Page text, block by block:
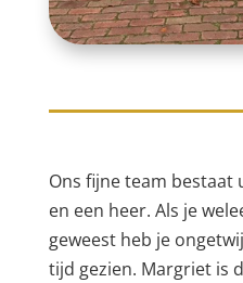
Ons fijne team bestaat
en een heer. Als je
geweest heb je
tijd gezien. Margriet is